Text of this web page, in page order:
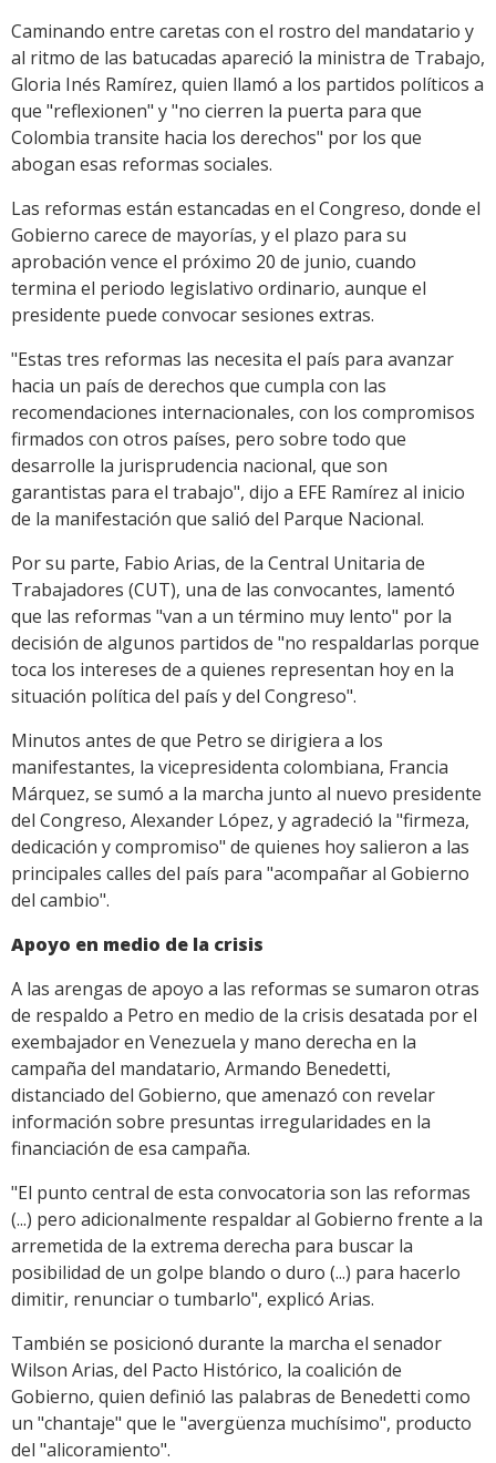
Caminando entre caretas con el rostro del mandatario y
al ritmo de las batucadas apareció la ministra de Trabajo,
Gloria Inés Ramírez, quien llamó a los partidos políticos a
que "reflexionen" y "no cierren la puerta para que
Colombia transite hacia los derechos" por los que
abogan esas reformas sociales.
Las reformas están estancadas en el Congreso, donde el
Gobierno carece de mayorías, y el plazo para su
aprobación vence el próximo 20 de junio, cuando
termina el periodo legislativo ordinario, aunque el
presidente puede convocar sesiones extras.
"Estas tres reformas las necesita el país para avanzar
hacia un país de derechos que cumpla con las
recomendaciones internacionales, con los compromisos
firmados con otros países, pero sobre todo que
desarrolle la jurisprudencia nacional, que son
garantistas para el trabajo", dijo a EFE Ramírez al inicio
de la manifestación que salió del Parque Nacional.
Por su parte, Fabio Arias, de la Central Unitaria de
Trabajadores (CUT), una de las convocantes, lamentó
que las reformas "van a un término muy lento" por la
decisión de algunos partidos de "no respaldarlas porque
toca los intereses de a quienes representan hoy en la
situación política del país y del Congreso".
Minutos antes de que Petro se dirigiera a los
manifestantes, la vicepresidenta colombiana, Francia
Márquez, se sumó a la marcha junto al nuevo presidente
del Congreso, Alexander López, y agradeció la "firmeza,
dedicación y compromiso" de quienes hoy salieron a las
principales calles del país para "acompañar al Gobierno
del cambio".
Apoyo en medio de la crisis
A las arengas de apoyo a las reformas se sumaron otras
de respaldo a Petro en medio de la crisis desatada por el
exembajador en Venezuela y mano derecha en la
campaña del mandatario, Armando Benedetti,
distanciado del Gobierno, que amenazó con revelar
información sobre presuntas irregularidades en la
financiación de esa campaña.
"El punto central de esta convocatoria son las reformas
(...) pero adicionalmente respaldar al Gobierno frente a la
arremetida de la extrema derecha para buscar la
posibilidad de un golpe blando o duro (...) para hacerlo
dimitir, renunciar o tumbarlo", explicó Arias.
También se posicionó durante la marcha el senador
Wilson Arias, del Pacto Histórico, la coalición de
Gobierno, quien definió las palabras de Benedetti como
un "chantaje" que le "avergüenza muchísimo", producto
del "alicoramiento".